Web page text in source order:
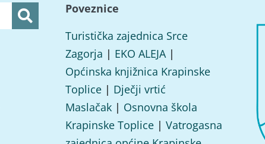
Poveznice
Turistička zajednica Srce
Zagorja | EKO ALEJA|
Općinska knjižnica Krapinske
Toplice | Dječji vrtić
Maslačak | Osnovna škola
Krapinske Toplice | Vatrogasna